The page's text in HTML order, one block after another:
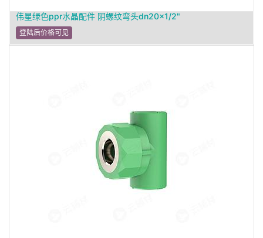
伟星绿色ppr水晶配件 阴螺纹弯头dn20×1/2"
登陆后价格可见